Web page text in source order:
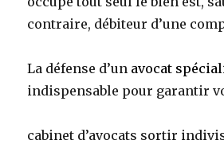
contraire, débiteur d’une
La défense d’un avocat
indispensable pour garantir
cabinet d’avocats sortir